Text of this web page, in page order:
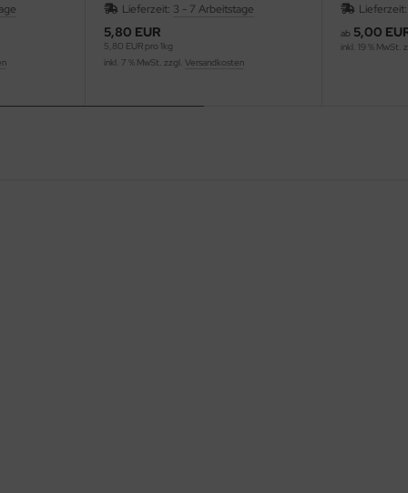
Lieferzeit: 3 - 7 Arbeitstage
5,80 EUR
5,80 EUR pro 1kg
inkl. 7 % MwSt. zzgl. Versandkosten
ab 5,00
inkl. 19 % MwSt.